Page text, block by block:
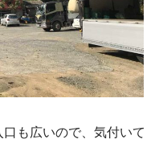
も広いので、気付いて